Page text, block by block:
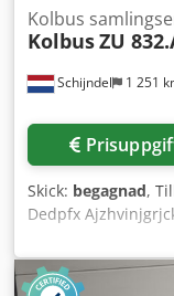
Schijndel 1 251
Kolbus
KolbusZU
Skick: begagnad,
Dedpfx
Beskrivning: -
- ATC
Signalynx